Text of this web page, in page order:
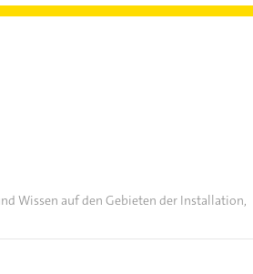
Wissen auf den Gebieten der Installation,